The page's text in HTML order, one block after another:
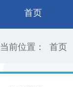
首页
当前位置： 首页